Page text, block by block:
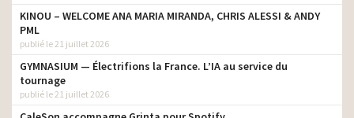
KINOU – WELCOME ANA MARIA MIRANDA, CHRIS ALESSI & ANDY
PML
publié le 21 juillet 2026
GYMNASIUM — Électrifions la France. L’IA au service du
tournage
publié le 21 juillet 2026